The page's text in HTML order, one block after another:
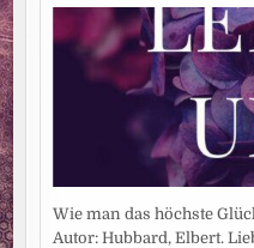
Wie man das höchste
Autor: Hubbard, Elbert.